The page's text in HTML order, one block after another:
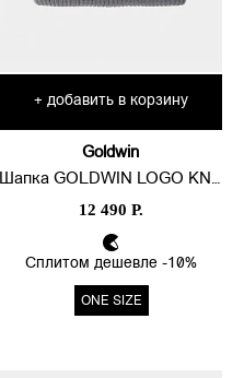
+ добавить в корзину
Goldwin
Шапка GOLDWIN LOGO KNIT CAP
12 490 Р.
Сплитом дешевле -10%
ONE SIZE